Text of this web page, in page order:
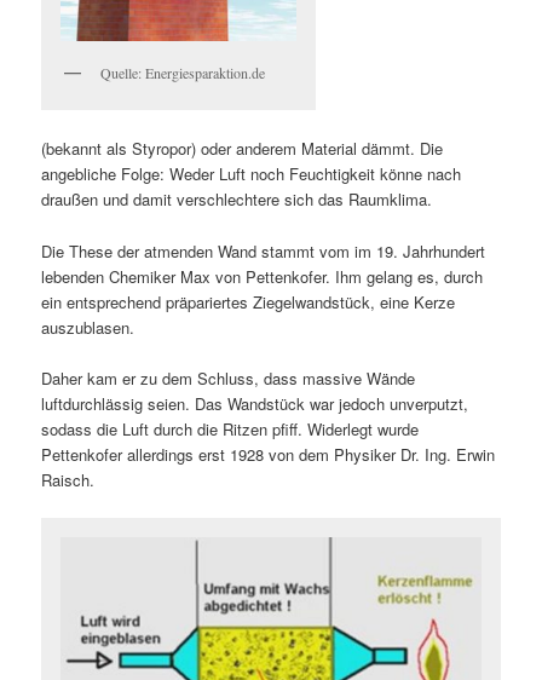
Quelle: Energiesparaktion.de
(bekannt als Styropor) oder anderem Material dämmt. Die
angebliche Folge: Weder Luft noch Feuchtigkeit könne nach
draußen und damit verschlechtere sich das Raumklima.
Die These der atmenden Wand stammt vom im 19. Jahrhundert
lebenden Chemiker Max von Pettenkofer. Ihm gelang es, durch
ein entsprechend präpariertes Ziegelwandstück, eine Kerze
auszublasen.
Daher kam er zu dem Schluss, dass massive Wände
luftdurchlässig seien. Das Wandstück war jedoch unverputzt,
sodass die Luft durch die Ritzen pfiff. Widerlegt wurde
Pettenkofer allerdings erst 1928 von dem Physiker Dr. Ing. Erwin
Raisch.